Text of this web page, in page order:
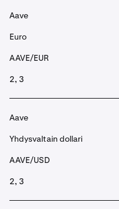
Aave
Euro
AAVE/EUR
2, 3
Aave
Yhdysvaltain dollari
AAVE/USD
2, 3